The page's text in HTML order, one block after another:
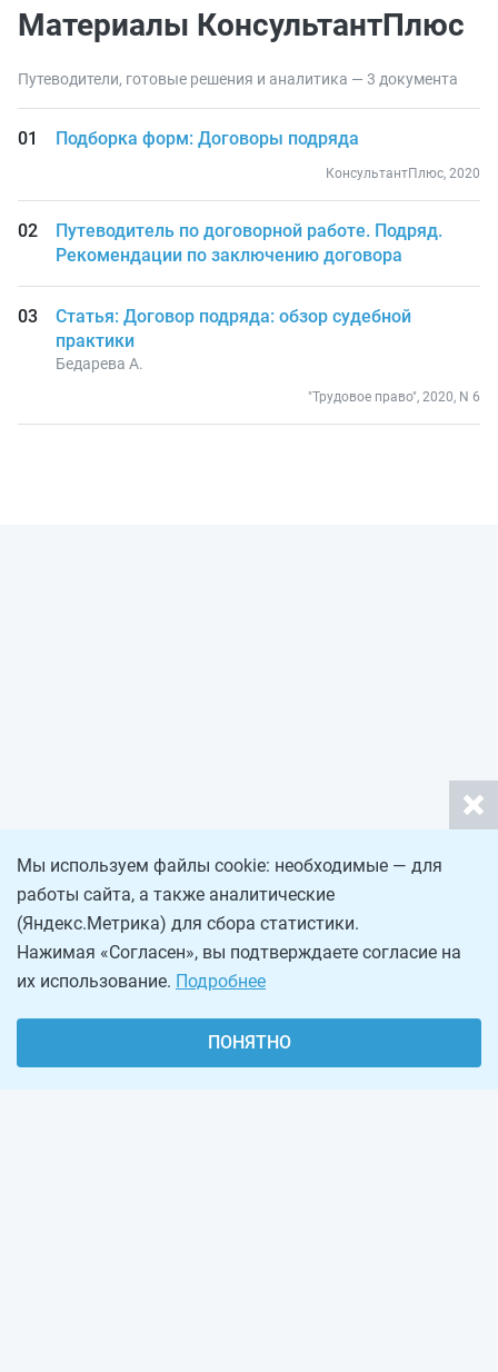
Материалы КонсультантПлюс
Путеводители, готовые решения и аналитика — 3 документа
Подборка форм: Договоры подряда
КонсультантПлюс, 2020
Путеводитель по договорной работе. Подряд.
Рекомендации по заключению договора
Статья: Договор подряда: обзор судебной
практики
Бедарева А.
"Трудовое право", 2020, N 6
Мы используем файлы cookie: необходимые — для
работы сайта, а также аналитические
(Яндекс.Метрика) для сбора статистики.
Нажимая «Согласен», вы подтверждаете согласие на
их использование. Подробнее
ПОНЯТНО